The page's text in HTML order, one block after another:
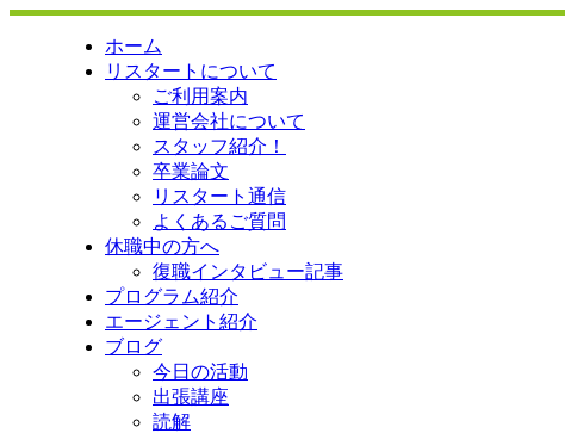
ホーム
リスタートについて
ご利用案内
運営会社について
スタッフ紹介！
卒業論文
リスタート通信
よくあるご質問
休職中の方へ
復職インタビュー記事
プログラム紹介
エージェント紹介
ブログ
今日の活動
出張講座
読解